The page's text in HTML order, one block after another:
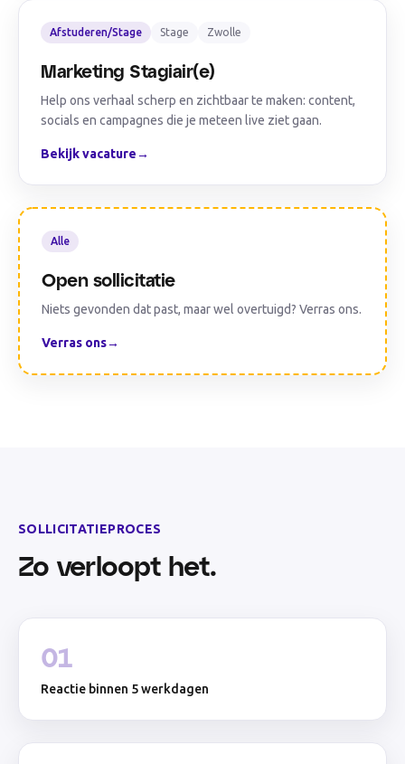
Afstuderen/Stage Stage Zwolle
Marketing Stagiair(e)
Help ons verhaal scherp en zichtbaar te maken: content,
socials en campagnes die je meteen live ziet gaan.
Bekijk vacature→
Alle
Open sollicitatie
Niets gevonden dat past, maar wel overtuigd? Verras ons.
Verras ons→
SOLLICITATIEPROCES
Zo verloopt het.
01
Reactie binnen 5 werkdagen